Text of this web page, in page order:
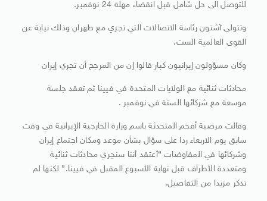
للتوصل الى حل شامل قبل انقضاء مهلة 24 نوفمبر.
وتتولى آشتون رئاسة الاتصالات التي تجري مع طهران وذلك نيابة عن
القوى العالمية الست.
وكان مسؤولون إيرانيون كبار قالوا إن من المرجح أن تجري إيران
محادثات ثنائية مع الولايات المتحدة في فيينا ثم تعقد جلسة
موسعة مع شركائها الستة في نوفمبر .
وقالت مرضية أفخم المتحدثة باسم وزارة الخارجية الإيرانية في وقت
سابق يوم الاربعاء ردا على سؤال بشأن موعد ومكان اجتماع إيران
وشركائها في المفاوضات “أعتقد أننا سنجري محادثات ثنائية
ومتعددة الأطراف قبل نهاية الأسبوع المقبل في فيينا.” لكنها لم
تذكر مزيدا من التفاصيل.